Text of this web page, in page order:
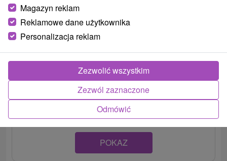
Apartmán Janka Žiar
Útulne zariadený apartmán v dome situovanom na úpätí
Západných Tatier v blízkosti...
POKAZ
Magazyn reklam
Reklamowe dane użytkownika
Personalizacja reklam
Odmówić
Zezwól zaznaczone
Zezwolić wszystkim